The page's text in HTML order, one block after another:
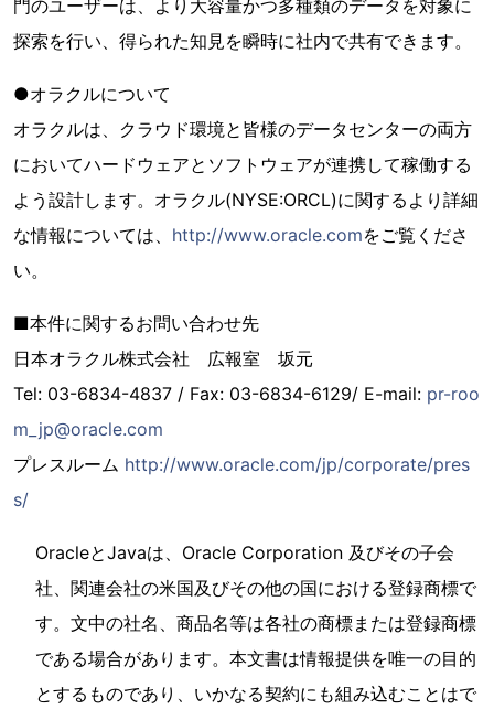
門のユーザーは、より大容量かつ多種類のデータを対象に
探索を行い、得られた知見を瞬時に社内で共有できます。
●オラクルについて
オラクルは、クラウド環境と皆様のデータセンターの両方
においてハードウェアとソフトウェアが連携して稼働する
よう設計します。オラクル(NYSE:ORCL)に関するより詳細
な情報については、 http://www.oracle.comをご覧くださ
い。
■本件に関するお問い合わせ先
日本オラクル株式会社 広報室 坂元
Tel: 03-6834-4837 / Fax: 03-6834-6129/ E-mail: pr-roo
m_jp@oracle.com
プレスルーム http://www.oracle.com/jp/corporate/pres
s/
OracleとJavaは、Oracle Corporation 及びその子会
社、関連会社の米国及びその他の国における登録商標で
す。文中の社名、商品名等は各社の商標または登録商標
である場合があります。本文書は情報提供を唯一の目的
とするものであり、いかなる契約にも組み込むことはで